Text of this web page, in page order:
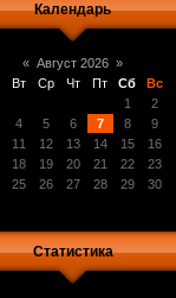
Календарь
« Август 2026 »
Вт Ср Чт Пт Сб
Вс
1
2
4 5 6 7 8
9
11 12 13 14 15
16
18 19 20 21 22
23
25 26 27 28 29
30
Статистика